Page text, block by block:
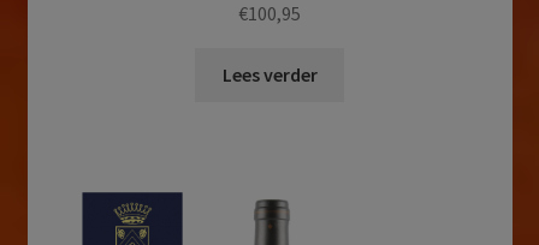
€100,95
Lees verder